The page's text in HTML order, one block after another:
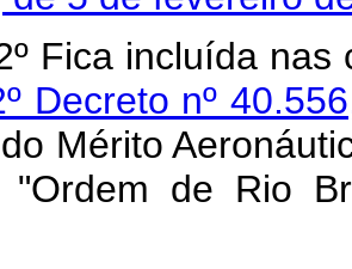
Fica incluída
Decreto nº
Mérito
"Ordem de Rio